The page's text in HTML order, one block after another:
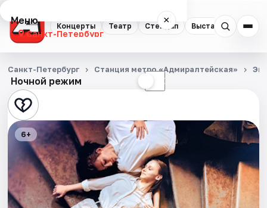
Концерты Театр Стендап Выставки
Меню ×
Санкт-Петербург
Концерты
Театр
Стендап
Выставки
Квесты
Экскурсии
Ночной режим ☾
Санкт-Петербург Станция метро «Адмиралтейская»
6+